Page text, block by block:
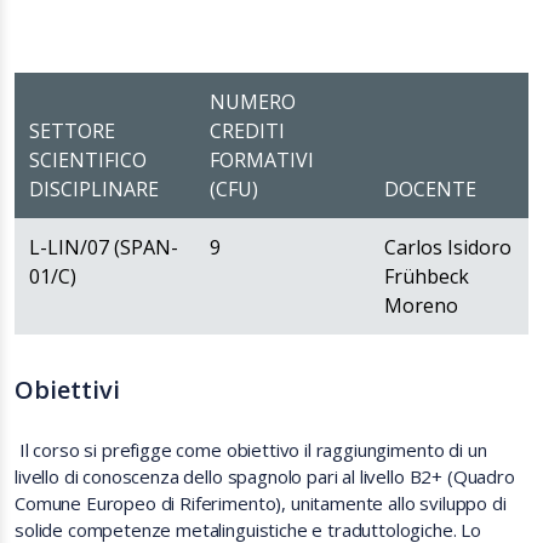
SETTORE
SCIENTIFICO
DISCIPLINARE
NUMERO
CREDITI
FORMATIVI
(CFU)
DOCENTE
L-LIN/07 (SPAN-
01/C)
9
Carlos Isidoro
Frühbeck
Moreno
Obiettivi
Il corso si prefigge come obiettivo il raggiungimento di un
livello di conoscenza dello spagnolo pari al livello B2+ (Quadro
Comune Europeo di Riferimento), unitamente allo sviluppo di
solide competenze metalinguistiche e traduttologiche. Lo